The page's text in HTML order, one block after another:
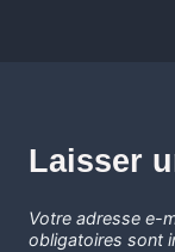
Laisser
Votre adresse e-
obligatoires sont